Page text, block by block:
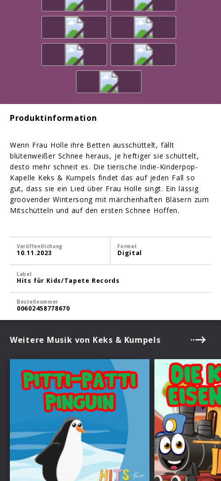
Produktinformation
Wenn Frau Holle ihre Betten ausschüttelt, fällt
blütenweißer Schnee heraus, je heftiger sie schüttelt,
desto mehr schneit es. Die tierische Indie-Kinderpop-
Kapelle Keks & Kumpels findet das auf jeden Fall so
gut, dass sie ein Lied über Frau Holle singt. Ein lässig
groovender Wintersong mit märchenhaften Bläsern zum
Mitschütteln und auf den ersten Schnee Hoffen.
Veröffentlichung
10.11.2023
Format
Digital
Label
Hits für Kids/Tapete Records
Bestellnummer
00602458778670
Weitere Musik von Keks & Kumpels